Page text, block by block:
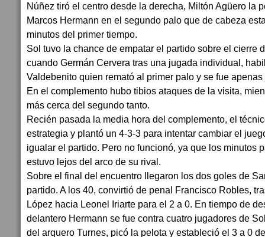
Núñez tiró el centro desde la derecha, Miltón Agüero la
Marcos Hermann en el segundo palo que de cabeza
minutos del primer tiempo.
Sol tuvo la chance de empatar el partido sobre el cierre
cuando Germán Cervera tras una jugada individual,
Valdebenito quien remató al primer palo y se fue apenas
En el complemento hubo tibios ataques de la visita,
más cerca del segundo tanto.
Recién pasada la media hora del complemento, el
estrategia y plantó un 4-3-3 para intentar cambiar el
igualar el partido. Pero no funcionó, ya que los minutos
estuvo lejos del arco de su rival.
Sobre el final del encuentro llegaron los dos goles de
partido. A los 40, convirtió de penal Francisco Robles,
López hacia Leonel Iriarte para el 2 a 0. En tiempo de
delantero Hermann se fue contra cuatro jugadores de
del arquero Turnes, picó la pelota y estableció el 3 a 0